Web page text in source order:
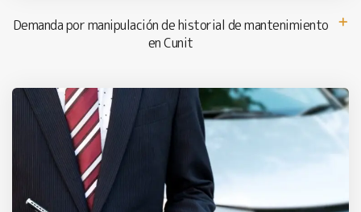
Demanda por manipulación de historial de mantenimiento
en Cunit